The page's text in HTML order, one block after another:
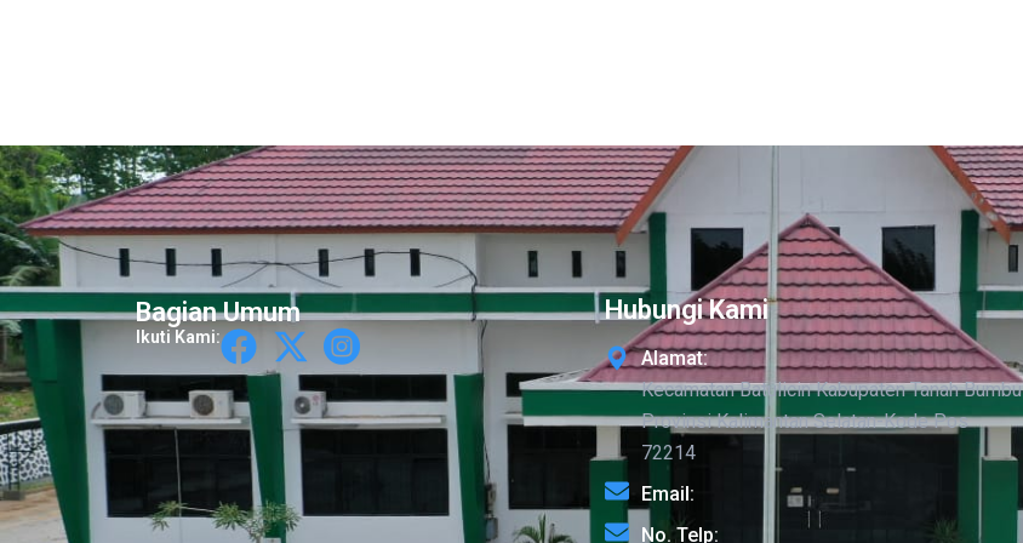
Bagian Umum
Ikuti Kami:
Hubungi Kami
Alamat:
Kecamatan Batulicin Kabupaten Tanah Bumbu
Provinsi Kalimantan Selatan-Kode Pos
72214
Email:
No. Telp: